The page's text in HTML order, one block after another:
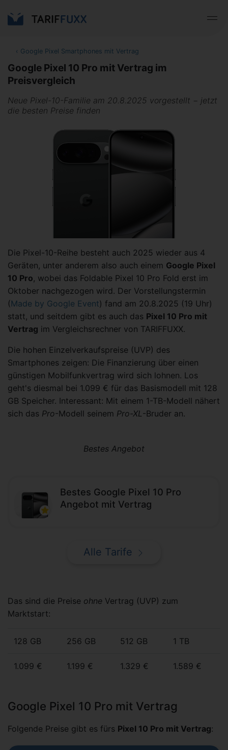
‹ Google Pixel Smartphones mit Vertrag
Google Pixel 10 Pro mit Vertrag im
Preisvergleich
Neue Pixel-10-Familie am 20.8.2025 vorgestellt − jetzt
die besten Preise finden
Die Pixel-10-Reihe besteht auch 2025 wieder aus 4
Geräten, unter anderem also auch einem Google Pixel
10 Pro, wobei das Foldable Pixel 10 Pro Fold erst im
Oktober nachgezogen wird. Der Vorstellungstermin
(Made by Google Event) fand am 20.8.2025 (19 Uhr)
statt, und seitdem gibt es auch das Pixel 10 Pro mit
Vertrag im Vergleichsrechner von TARIFFUXX.
Die hohen Einzelverkaufspreise (UVP) des
Smartphones zeigen: Die Finanzierung über einen
günstigen Mobilfunkvertrag wird sich lohnen. Los
geht's diesmal bei 1.099 € für das Basismodell mit 128
GB Speicher. Interessant: Mit einem 1-TB-Modell nähert
sich das Pro-Modell seinem Pro-XL-Bruder an.
Bestes Angebot
Bestes Google Pixel 10 Pro
Angebot mit Vertrag
Alle Tarife
Das sind die Preise ohne Vertrag (UVP) zum
Marktstart:
128 GB 256 GB 512 GB 1 TB
1.099 € 1.199 € 1.329 € 1.589 €
Google Pixel 10 Pro mit Vertrag
Folgende Preise gibt es fürs Pixel 10 Pro mit Vertrag: